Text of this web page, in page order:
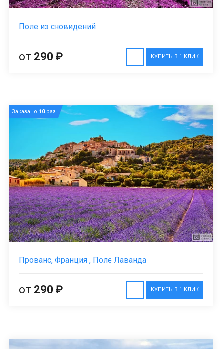
Поле из сновидений
КУПИТЬ В 1 КЛИК
от 290 ₽
Заказано 10раз
Прованс, Франция , Поле Лаванда
КУПИТЬ В 1 КЛИК
от 290 ₽